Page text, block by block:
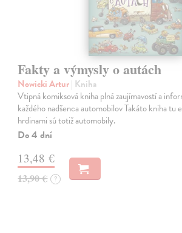
Fakty a výmysly o autách
Nowicki Artur| Kniha
Vtipná komiksová kniha plná zaujímavostí a
každého nadšenca automobilov Takáto kniha tu
hrdinami sú totiž automobily.
Do 4 dní
13,48 €
13,90 € ?